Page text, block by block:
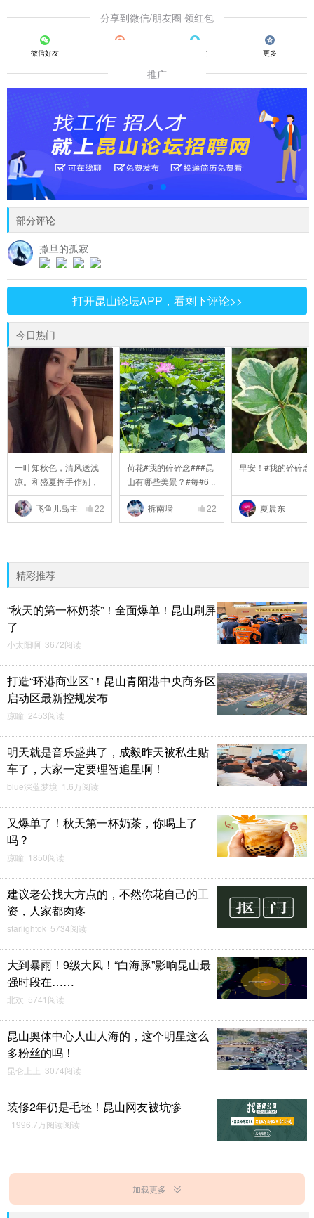
分享到微信/朋友圈 领红包
微信好友 QQ好友 更多
推广
部分评论
撒旦的孤寂
打开昆山论坛APP，看剩下评论>>
今日热门
一叶知秋色，清风送浅
凉。和盛夏挥手作别，
..
飞鱼儿岛主
22
荷花#我的碎碎念###昆
山有哪些美景？#每#6 ..
拆南墙 22
早安！#我的碎碎念
夏晨东
精彩推荐
“秋天的第一杯奶茶”！全面爆单！昆山刷屏
了
小太阳啊 3672阅读
打造“环港商业区”！昆山青阳港中央商务区
启动区最新控规发布
凉瞳 2453阅读
明天就是音乐盛典了，成毅昨天被私生贴
车了，大家一定要理智追星啊！
blue深蓝梦境 1.6万阅读
又爆单了！秋天第一杯奶茶，你喝上了
吗？
凉瞳 1850阅读
建议老公找大方点的，不然你花自己的工
资，人家都肉疼
starlightok 5734阅读
大到暴雨！9级大风！“白海豚”影响昆山最
强时段在……
北欢 5741阅读
昆山奥体中心人山人海的，这个明星这么
多粉丝的吗！
昆仑上上 3074阅读
装修2年仍是毛坯！昆山网友被坑惨
1996.7万阅读阅读
加载更多